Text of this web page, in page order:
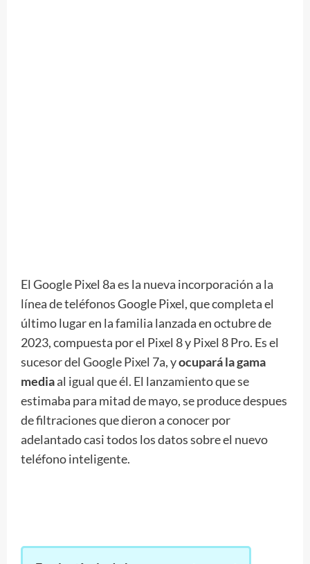
El Google Pixel 8a es la nueva incorporación a la
línea de teléfonos Google Pixel, que completa el
último lugar en la familia lanzada en octubre de
2023, compuesta por el Pixel 8 y Pixel 8 Pro. Es el
sucesor del Google Pixel 7a, yocupará la gama
mediaal igual que él. El lanzamiento que se
estimaba para mitad de mayo, se produce despues
de filtraciones que dieron a conocer por
adelantado casi todos los datos sobre el nuevo
teléfono inteligente.